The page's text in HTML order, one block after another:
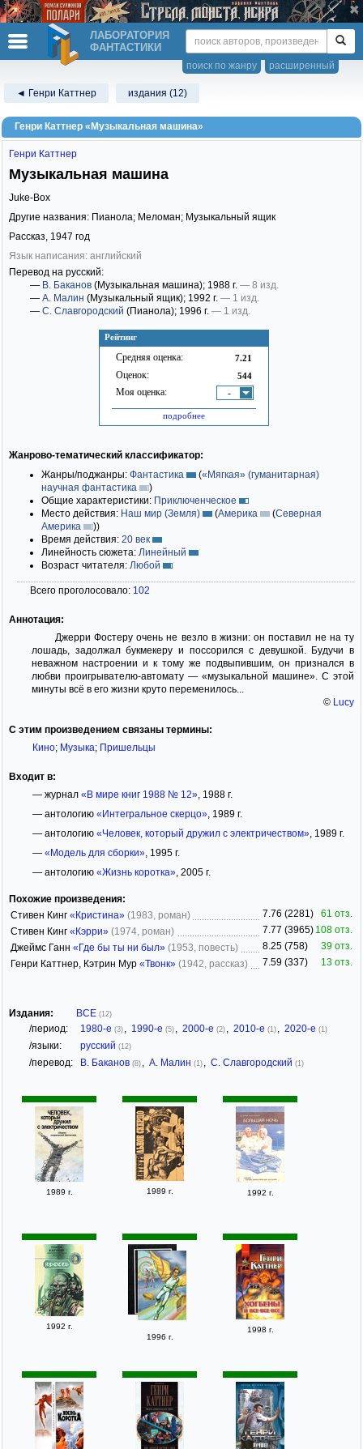
ЛАБОРАТОРИЯ
ФАНТАСТИКИ
расширенный
поиск по жанру
◄ Генри Каттнер издания (12)
Генри Каттнер «Музыкальная машина»
Рейтинг
Средняя оценка: 7.21
Оценок: 544
Моя оценка: -
подробнее
Генри Каттнер
Музыкальная машина
Juke-Box
Другие названия: Пианола; Меломан; Музыкальный ящик
Рассказ, 1947 год
Язык написания: английский
Перевод на русский:
— В. Баканов (Музыкальная машина); 1988 г. — 8 изд.
— А. Малин (Музыкальный ящик); 1992 г. — 1 изд.
— С. Славгородский (Пианола); 1996 г. — 1 изд.
Жанрово-тематический классификатор:
Жанры/поджанры: Фантастика («Мягкая» (гуманитарная)
научная фантастика
)
Общие характеристики: Приключенческое
Место действия: Наш мир (Земля) (Америка (Северная
Америка
))
Время действия: 20 век
Линейность сюжета: Линейный
Возраст читателя: Любой
Всего проголосовало: 102
Аннотация:
Джерри Фостеру очень не везло в жизни: он поставил не на ту
лошадь, задолжал букмекеру и поссорился с девушкой. Будучи в
неважном настроении и к тому же подвыпившим, он признался в
любви проигрывателю-автомату — «музыкальной машине». С этой
минуты всё в его жизни круто переменилось...
© Lucy
С этим произведением связаны термины:
Кино; Музыка; Пришельцы
Входит в:
— журнал «В мире книг 1988 № 12», 1988 г.
— антологию «Интегральное скерцо», 1989 г.
— антологию «Человек, который дружил с электричеством», 1989 г.
— «Модель для сборки», 1995 г.
— антологию «Жизнь коротка», 2005 г.
Похожие произведения:
Стивен Кинг «Кристина» (1983, роман) 7.76 (2281)
61 отз.
Стивен Кинг «Кэрри» (1974, роман) 7.77 (3965) 108 отз.
Джеймс Ганн «Где бы ты ни был» (1953, повесть) 8.25 (758)
39 отз.
Генри Каттнер, Кэтрин Мур «Твонк» (1942, рассказ) 7.59 (337) 13 отз.
Издания: ВСЕ (12)
/период: 1980-е (3) , 1990-е (5) , 2000-е (2) , 2010-е (1) , 2020-е (1)
/языки: русский (12)
/перевод: В. Баканов (8) , А. Малин (1) , С. Славгородский (1)
1989 г. 1989 г. 1992 г.
1992 г.
1996 г.
1998 г.